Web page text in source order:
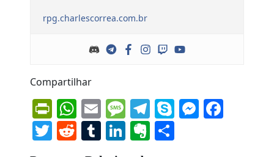
rpg.charlescorrea.com.br
Compartilhar
PrintFriendly
WhatsApp
EmailMessage
Telegram
Skype
Twitter
Reddit
Tumblr
LinkedIn
Evernote